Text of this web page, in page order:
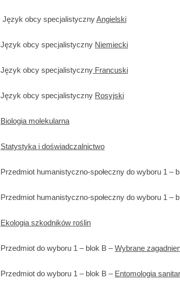
Język obcy specjalistycznyAngielski
Język obcy specjalistyczny Niemiecki
Język obcy specjalistyczny Francuski
Język obcy specjalistyczny Rosyjski
Biologia molekularna
Statystyka i doświadczalnictwo
Przedmiot humanistyczno-społeczny do wyboru 1 –
Przedmiot humanistyczno-społeczny do wyboru 1 –
Ekologia szkodników roślin
Przedmiot do wyboru 1 – blok B –Wybrane
Przedmiot do wyboru 1 – blok B – Entomologia